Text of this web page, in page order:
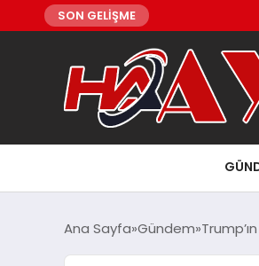
SON GELİŞME
Ana Sayfa Gündem